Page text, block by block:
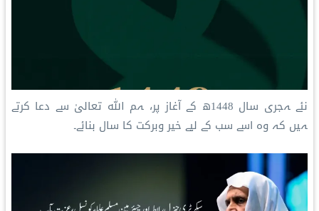
نئے ہجری سال 1448ھ کے آغاز پر، ہم اللہ تعالیٰ سے دعا کرتے
ہیں کہ وہ اسے سب کے لیے خیر وبرکت کا سال بنائے۔